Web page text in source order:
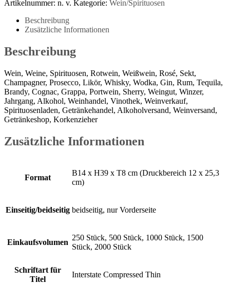
Artikelnummer: n. v. Kategorie: Wein/Spirituosen
Beschreibung
Zusätzliche Informationen
Beschreibung
Wein, Weine, Spirituosen, Rotwein, Weißwein, Rosé, Sekt,
Champagner, Prosecco, Likör, Whisky, Wodka, Gin, Rum, Tequila,
Brandy, Cognac, Grappa, Portwein, Sherry, Weingut, Winzer,
Jahrgang, Alkohol, Weinhandel, Vinothek, Weinverkauf,
Spirituosenladen, Getränkehandel, Alkoholversand, Weinversand,
Getränkeshop, Korkenzieher
Zusätzliche Informationen
Format
B14 x H39 x T8 cm (Druckbereich 12 x 25,3
cm)
Einseitig/beidseitig beidseitig, nur Vorderseite
Einkaufsvolumen
250 Stück, 500 Stück, 1000 Stück, 1500
Stück, 2000 Stück
Schriftart für
Titel
Interstate Compressed Thin